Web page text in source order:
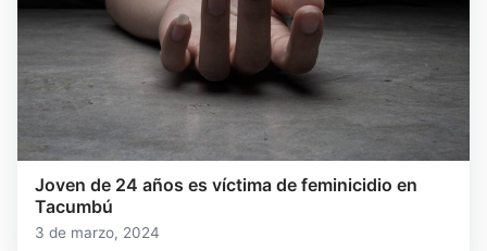
Joven de 24 años es víctima de feminicidio en
Tacumbú
3 de marzo, 2024